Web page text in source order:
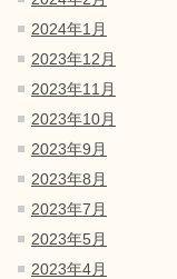
2024年1月
2023年12月
2023年11月
2023年10月
2023年9月
2023年8月
2023年7月
2023年5月
2023年4月